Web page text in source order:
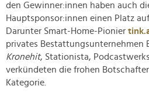
den Gewinner:innen haben auch
Hauptsponsor:innen einen Platz
Darunter Smart-Home-Pionier
privates Bestattungsunternehmen
Kronehit, Stationista,
verkündeten die frohen
Kategorie.